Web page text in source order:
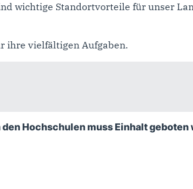
wichtige Standortvorteile für unser
ihre vielfältigen Aufgaben.
Hochschulen muss Einhalt geboten